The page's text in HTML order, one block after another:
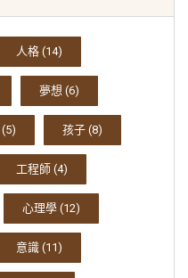
人格 (14)
夢想 (6)
(5) 孩子 (8)
工程師 (4)
心理學 (12)
意識 (11)